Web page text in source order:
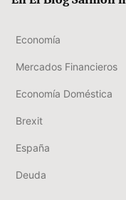
Economía
Mercados Financieros
Economía Doméstica
Brexit
España
Deuda